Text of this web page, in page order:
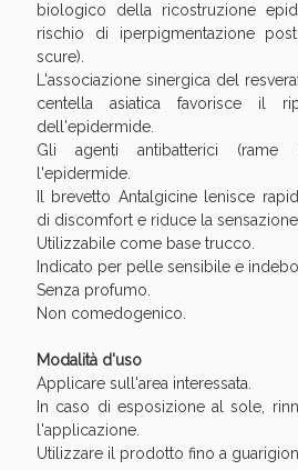
biologico della ricostruzione
rischio di iperpigmentazione
scure).
L'associazione sinergica del
centella asiatica favorisce il
dell'epidermide.
Gli agenti antibatterici (rame
l'epidermide.
Il brevetto Antalgicine lenisce
di discomfort e riduce la
Utilizzabile come base trucco.
Indicato per pelle sensibile e
Senza profumo.
Non comedogenico.
Modalità d'uso
Applicare sull'area interessata.
In caso di esposizione al sole,
l'applicazione.
Utilizzare il prodotto fino a
Vie Urinarie e Prostata: